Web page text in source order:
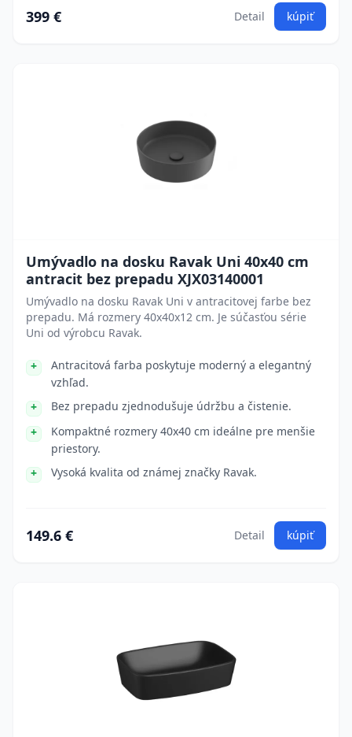
399 € Detail kúpiť
Umývadlo na dosku Ravak Uni 40x40 cm
antracit bez prepadu XJX03140001
Umývadlo na dosku Ravak Uni v antracitovej farbe bez
prepadu. Má rozmery 40x40x12 cm. Je súčasťou série
Uni od výrobcu Ravak.
Antracitová farba poskytuje moderný a elegantný
vzhľad.
Bez prepadu zjednodušuje údržbu a čistenie.
Kompaktné rozmery 40x40 cm ideálne pre menšie
priestory.
Vysoká kvalita od známej značky Ravak.
149.6 € Detail kúpiť